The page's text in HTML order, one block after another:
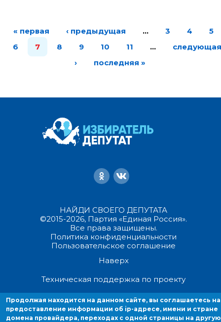
« первая ‹ предыдущая … 3 4
5
6
7 8 9 10 11 …
следующая
›
последняя »
НАЙДИ СВОЕГО ДЕПУТАТА
©2015-2026, Партия «Единая Россия».
Все права защищены.
Политика конфиденциальности
Пользовательское соглашение
Наверх
Техническая поддержка по проекту
Продолжая находиться на данном сайте, вы соглашаетесь на
предоставление информации об ip-адресе, имени и стране домена
провайдера, переходах с одной страницы на другую и cookies.
Продолжая находится на данном сайте, вы соглашаетесь на
предоставление информации об ip-адресе, имени и стране
домена провайдера, переходах с одной страницы на другую